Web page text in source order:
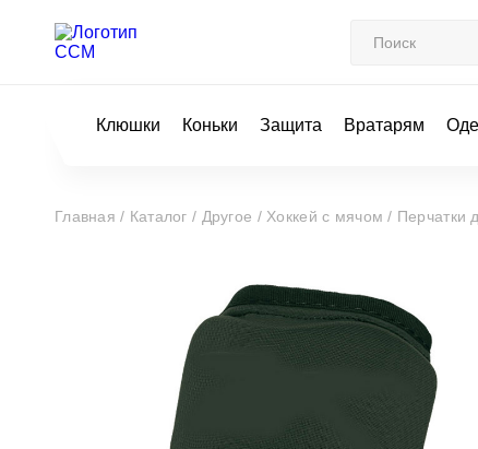
Клюшки Коньки Защита Вратарям
Главная / Каталог / Другое / Хоккей с мячом / Перчатки